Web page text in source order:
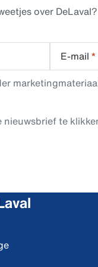
over DeLaval?
E-mail *
te